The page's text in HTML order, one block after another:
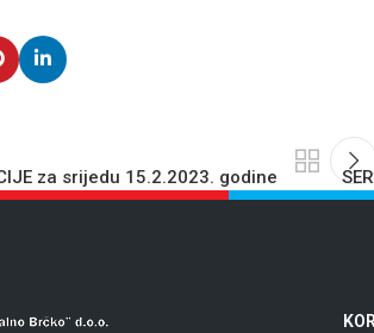
za srijedu 15.2.2023. godine